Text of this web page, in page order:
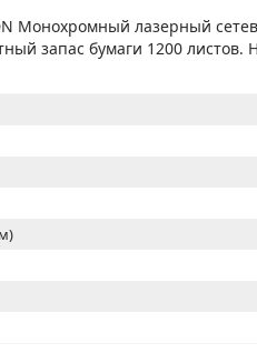
Монохромный лазерный
запас бумаги 1200 листов.